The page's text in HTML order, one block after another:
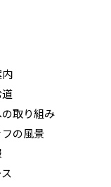
取り組み
の風景